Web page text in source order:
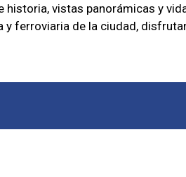
historia, vistas panorámicas y
ferroviaria de la ciudad,